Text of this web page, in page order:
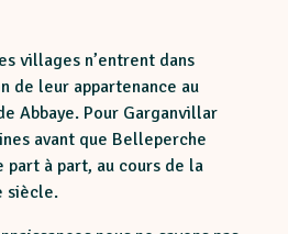
villages n’entrent dans
de leur appartenance au
Abbaye. Pour Garganvillar
avant que Belleperche
à part, au cours de la
siècle.